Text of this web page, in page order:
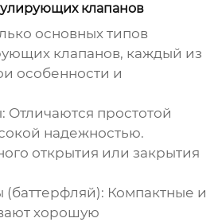
клапанов
основных типов
клапанов, каждый из
особенности и
Отличаются простотой
надежностью.
открытия или закрытия
(баттерфляй): Компактные и
хорошую